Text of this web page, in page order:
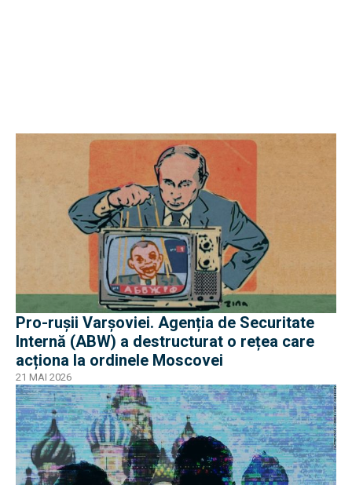
Pro-rușii Varșoviei. Agenția de Securitate
Internă (ABW) a destructurat o rețea care
acționa la ordinele Moscovei
21 MAI 2026